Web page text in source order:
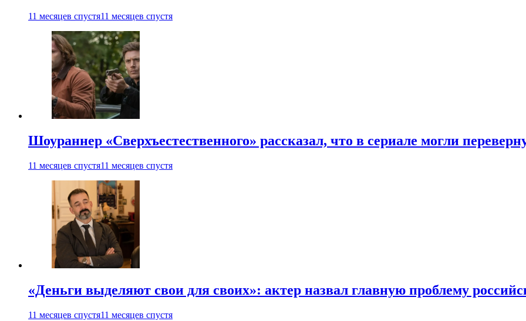
11 месяцев спустя11 месяцев спустя
Шоураннер «Сверхъестественного» рассказал, что в сериале могли
11 месяцев спустя11 месяцев спустя
«Деньги выделяют свои для своих»: актер назвал главную проблему
11 месяцев спустя11 месяцев спустя